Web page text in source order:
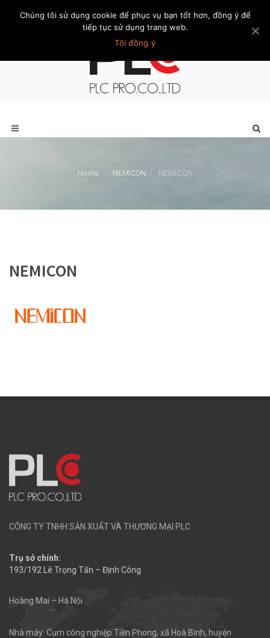
Trang chủ Giới thiệu Khách hàng Liên hệ Thành viên
Home / NEMICON / NEMICON
NEMICON
CÔNG TY TNHH SẢN XUẤT VÀ THƯƠNG MẠI PLC
Trụ sở chính:
193/192 Lê Trọng Tấn – Định Công
Hoàng Mai – Hà Nội
Nhà máy: Cụm công nghiệp Tiền Phong, xã Hoà Bình, huyện
Chúng tôi sử dụng cookie để phục vụ bạn tốt hơn, đồng ý để
tiếp tục sử dụng trang web.
Tôi đồng ý